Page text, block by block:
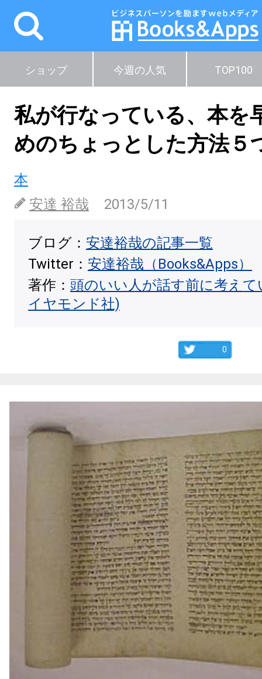
ショップ 今週の人気 TOP100
私が行なっている、本を
めのちょっとした方法５
本
安達 裕哉
2013/5/11
ブログ： 安達裕哉の記事一覧
Twitter： 安達裕哉（Books&Apps）
著作： 頭のいい人が話す前に考え
イヤモンド社)
0